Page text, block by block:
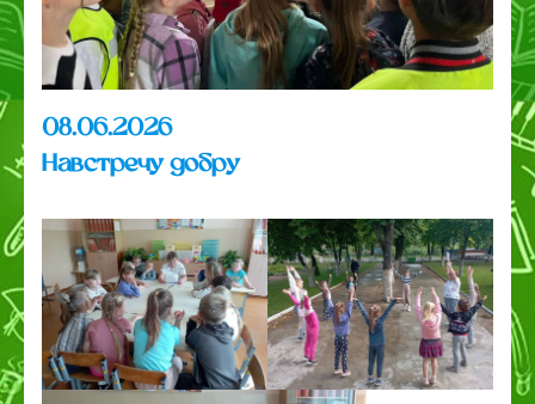
08.06.2026
Навстречу добру